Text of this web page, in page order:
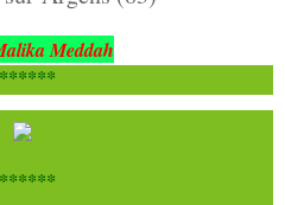
Meddah